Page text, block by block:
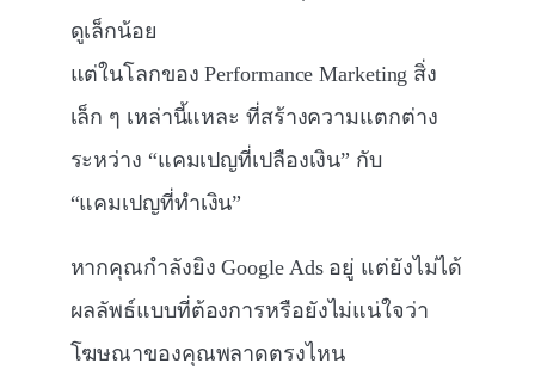
ดูเล็กน้อย
แต่ในโลกของ Performance Marketing สิ่ง
เล็ก ๆ เหล่านี้แหละ ที่สร้างความแตกต่าง
ระหว่าง “แคมเปญที่เปลืองเงิน” กับ
“แคมเปญที่ทำเงิน”
หากคุณกำลังยิง Google Ads อยู่ แต่ยังไม่ได้
ผลลัพธ์แบบที่ต้องการหรือยังไม่แน่ใจว่า
โฆษณาของคุณพลาดตรงไหน